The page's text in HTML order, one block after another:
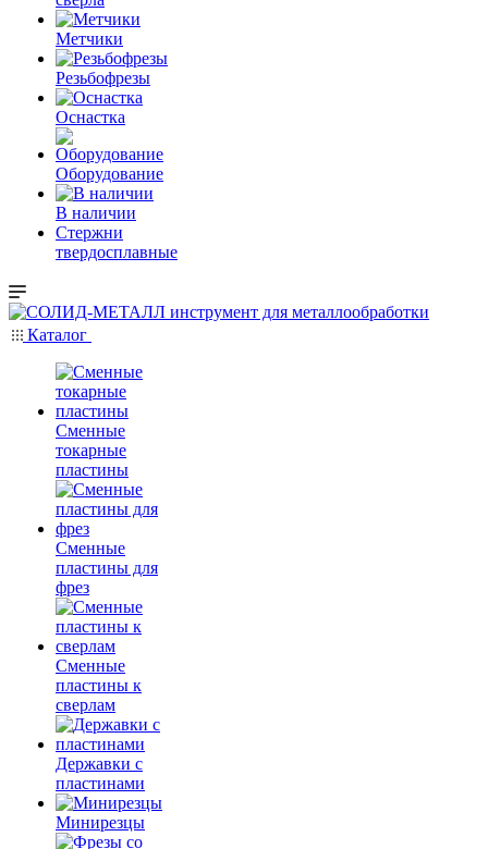
Метчики
Резьбофрезы
Оснастка
Оборудование
В наличии
Стержни
твердосплавные
Каталог
Сменные
токарные
пластины
Сменные
пластины для
фрез
Сменные
пластины к
сверлам
Державки с
пластинами
Минирезцы